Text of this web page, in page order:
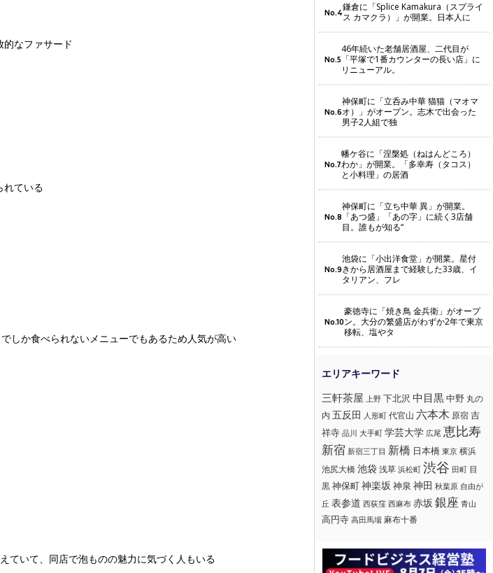
なファサード
れている
しか食べられないメニューでもあるため人気が高い
ていて、同店で泡ものの魅力に気づく人もいる
No.4鎌倉に「Splice Kamakura（スプライ
ス カマクラ）」が開業。日本人に
No.5
46年続いた老舗居酒屋、二代目が
「平塚で1番カウンターの長い店」に
リニューアル。
No.6
神保町に「立呑み中華 猫猫（マオマ
オ）」がオープン。志木で出会った
男子2人組で独
No.7
幡ケ谷に「涅槃処（ねはんどころ）
わか」が開業。「多幸寿（タコス）
と小料理」の居酒
No.8
神保町に「立ち中華 異」が開業。
「あつ盛」「あの字」に続く3店舗
目。誰もが知る“
No.9
池袋に「小出洋食堂」が開業。星付
きから居酒屋まで経験した33歳、イ
タリアン、フレ
No.10
豪徳寺に「焼き鳥 金兵衛」がオープ
ン。大分の繁盛店がわずか2年で東京
移転、塩やタ
三軒茶屋 上野 下北沢 中目黒中野 丸の
内 五反田 人形町 代官山 六本木 原宿 吉
祥寺 品川 大手町 学芸大学 広尾 恵比寿
新宿 新宿三丁目 新橋 日本橋 東京 横浜
池尻大橋 池袋浅草 浜松町 渋谷 田町 目
黒神保町神楽坂 神泉 神田 秋葉原 自由が
丘 表参道 西荻窪 西麻布 赤坂 銀座 青山
高円寺 高田馬場 麻布十番